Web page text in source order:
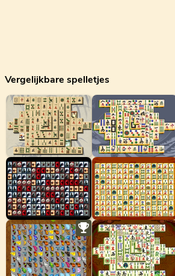
Vergelijkbare spelletjes